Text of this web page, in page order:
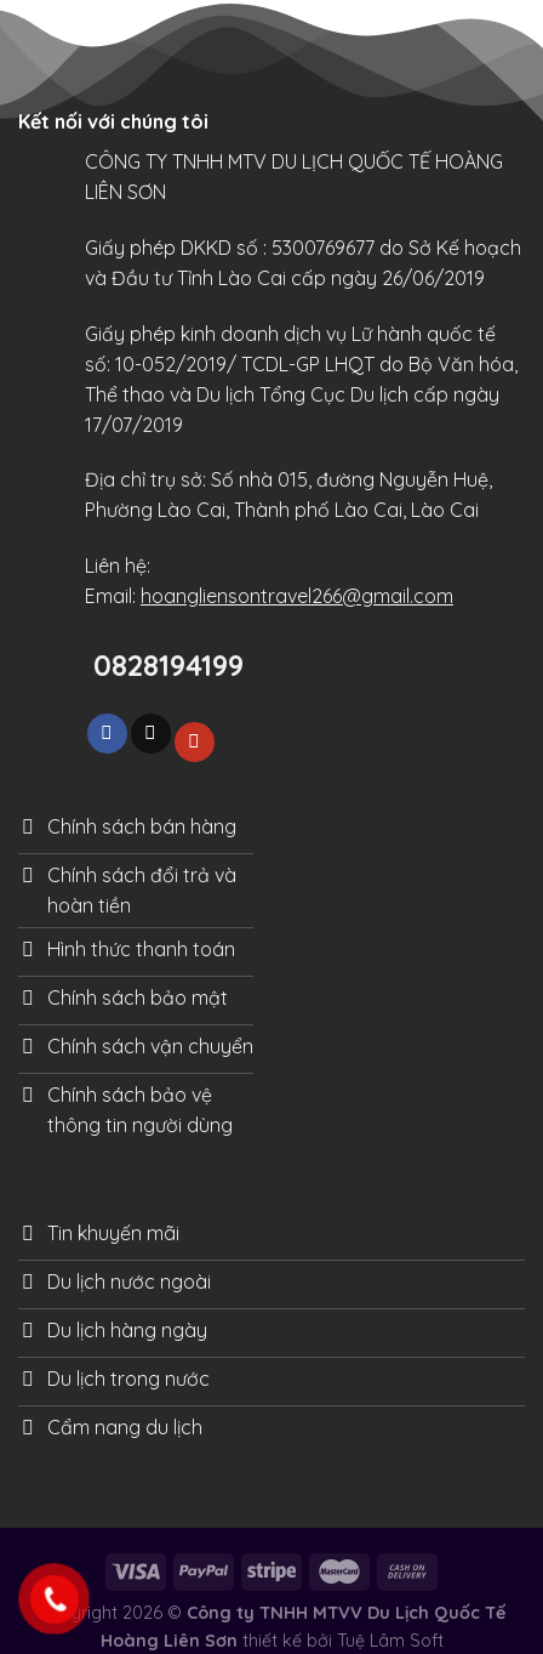
Kết nối với chúng tôi
CÔNG TY TNHH MTV DU LỊCH QUỐC TẾ HOÀNG
LIÊN SƠN
Giấy phép DKKD số : 5300769677 do Sở Kế hoạch
và Đầu tư Tỉnh Lào Cai cấp ngày 26/06/2019
Giấy phép kinh doanh dịch vụ Lữ hành quốc tế
số: 10-052/2019/ TCDL-GP LHQT do Bộ Văn hóa,
Thể thao và Du lịch Tổng Cục Du lịch cấp ngày
17/07/2019
Địa chỉ trụ sở: Số nhà 015, đường Nguyễn Huệ,
Phường Lào Cai, Thành phố Lào Cai, Lào Cai
Liên hệ:
Email: hoangliensontravel266@gmail.com
0828194199
Chính sách bán hàng
Chính sách đổi trả và
hoàn tiền
Hình thức thanh toán
Chính sách bảo mật
Chính sách vận chuyển
Chính sách bảo vệ
thông tin người dùng
Tin khuyến mãi
Du lịch nước ngoài
Du lịch hàng ngày
Du lịch trong nước
Cẩm nang du lịch
Copyright 2026 © Công ty TNHH MTVV Du Lịch Quốc Tế
Hoàng Liên Sơn thiết kế bởi Tuệ Lâm Soft